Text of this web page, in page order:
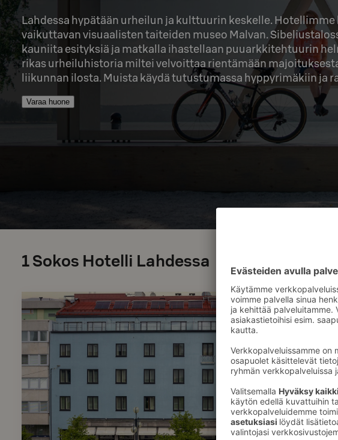
Lahdessa hypätään urheilun ja kulttuurin keskelle.
vaikuttavan visuaalisten taiteiden museo Malvan.
kauniita esityksiä ja matkalla ihastellaan puuarkkitehtuurin
rikas urheiluhistoria miltei velvoittaa rientämään
liikunnan ilosta. Muista käydä tutustumassa hyppyrimäkiin ja
Varaa huone
1Sokos Hotelli Lahdessa